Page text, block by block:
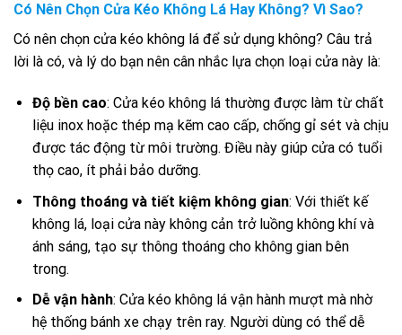
Có Nên Chọn Cửa Kéo Không Lá Hay Không? Vì Sao?
Có nên chọn cửa kéo không lá để sử dụng không? Câu trả
lời là có, và lý do bạn nên cân nhắc lựa chọn loại cửa này là:
Độ bền cao: Cửa kéo không lá thường được làm từ chất
liệu inox hoặc thép mạ kẽm cao cấp, chống gỉ sét và chịu
được tác động từ môi trường. Điều này giúp cửa có tuổi
thọ cao, ít phải bảo dưỡng.
Thông thoáng và tiết kiệm không gian: Với thiết kế
không lá, loại cửa này không cản trở luồng không khí và
ánh sáng, tạo sự thông thoáng cho không gian bên
trong.
Dễ vận hành: Cửa kéo không lá vận hành mượt mà nhờ
hệ thống bánh xe chạy trên ray. Người dùng có thể dễ